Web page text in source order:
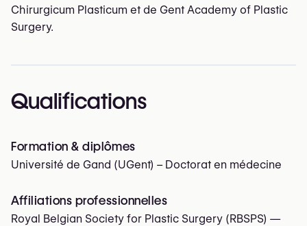
Chirurgicum Plasticum et de Gent Academy of Plastic
Surgery.
Qualifications
Formation & diplômes
Université de Gand (UGent) – Doctorat en médecine
Affiliations professionnelles
Royal Belgian Society for Plastic Surgery (RBSPS) —